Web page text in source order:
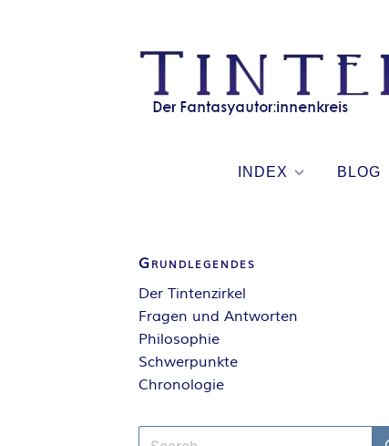
INDEX BLOG
Grundlegendes
Der Tintenzirkel
Fragen und Antworten
Philosophie
Schwerpunkte
Chronologie
Search